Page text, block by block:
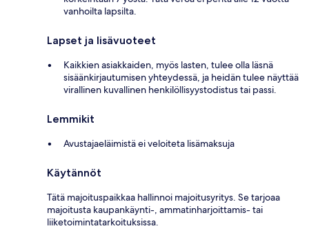
vanhoilta lapsilta.
Lapset ja lisävuoteet
Kaikkien asiakkaiden, myös lasten, tulee olla läsnä
sisäänkirjautumisen yhteydessä, ja heidän tulee näyttää
virallinen kuvallinen henkilöllisyystodistus tai passi.
Lemmikit
Avustajaeläimistä ei veloiteta lisämaksuja
Käytännöt
Tätä majoituspaikkaa hallinnoi majoitusyritys. Se tarjoaa
majoitusta kaupankäynti-, ammatinharjoittamis- tai
liiketoimintatarkoituksissa.